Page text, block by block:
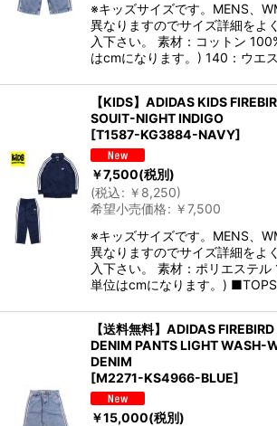
※キッズサイズです。MENS、
異なりますのでサイズ詳細をよ
入下さい。 素材：コットン
はcmになります。) 140：ウ
【KIDS】ADIDAS KIDS
SOUIT-NIGHT INDIGO
[T1587-KG3884-NAVY]
￥7,500(税別)
(税込: ￥ 8,250)
希望小売価格: ￥7,500
※キッズサイズです。MENS、
異なりますのでサイズ詳細をよ
入下さい。 素材：ポリエステ
単位はcmになります。)
【送料無料】ADIDAS
DENIM PANTS LIGHT WASH-
DENIM
[M2271-KS4966-BLUE]
￥15,000(税別)